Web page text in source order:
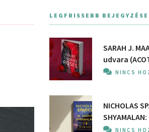
LEGFRISSEBB
SARAH J.
udvara
NINCS
NICHOLAS
NINCS